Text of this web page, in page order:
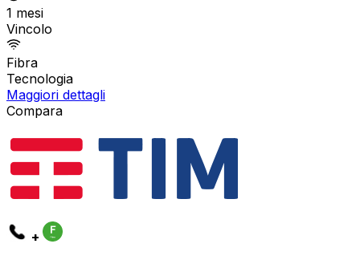
1 mesi
Vincolo
Fibra
Tecnologia
Maggiori dettagli
Compara
+